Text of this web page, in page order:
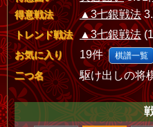
得意戦法 ▲3七銀戦法
トレンド戦法 ▲3七銀戦法
お気に入り 19件 棋譜一覧
二つ名 駆け出しの将